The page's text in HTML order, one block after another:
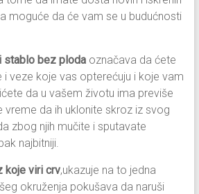
moguće da će vam se u budućnosti
stablo bez plodaoznačava da ćete
i veze koje vas opterećuju i koje vam
da u vašem životu ima previše
vreme da ih uklonite skroz iz svog
zbog njih mučite i sputavate
najbitniji.
koje viri crv,ukazuje na to jedna
okruženja pokušava da naruši